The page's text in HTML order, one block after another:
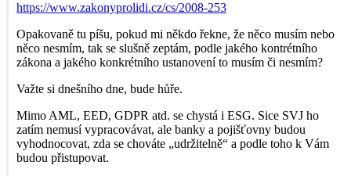
https://www.zakonyprolidi.cz/cs/2008-253
Opakovaně tu píšu, pokud mi někdo řekne, že něco musím nebo
něco nesmím, tak se slušně zeptám, podle jakého kontrétního
zákona a jakého konkrétního ustanovení to musím či nesmím?
Važte si dnešního dne, bude hůře.
Mimo AML, EED, GDPR atd. se chystá i ESG. Sice SVJ ho
zatím nemusí vypracovávat, ale banky a pojišťovny budou
vyhodnocovat, zda se chováte „udržitelně“ a podle toho k Vám
budou přistupovat.